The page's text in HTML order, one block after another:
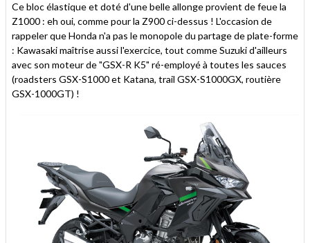
Ce bloc élastique et doté d'une belle allonge provient de feue la
Z1000 : eh oui, comme pour la Z900 ci-dessus ! L'occasion de
rappeler que Honda n'a pas le monopole du partage de plate-forme
: Kawasaki maîtrise aussi l'exercice, tout comme Suzuki d'ailleurs
avec son moteur de "GSX-R K5" ré-employé à toutes les sauces
(roadsters GSX-S1000 et Katana, trail GSX-S1000GX, routière
GSX-1000GT) !